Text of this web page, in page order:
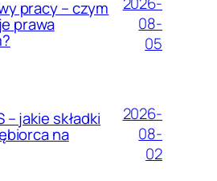
pracy – czym
prawa
08-
05
– jakie składki
na
2026-
08-
02